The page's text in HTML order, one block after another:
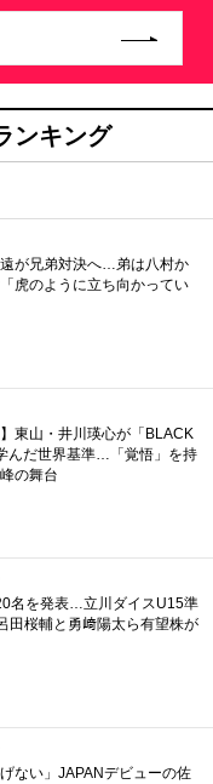
ンキング
が兄弟対決へ…弟は八村か
虎のように立ち向かってい
】東山・井川瑛心が「BLACK
んだ世界基準…「覚悟」を持
の舞台
名を発表…立川ダイスU15準
田桜輔と勇﨑陽太ら有望株が
げない」JAPANデビューの佐